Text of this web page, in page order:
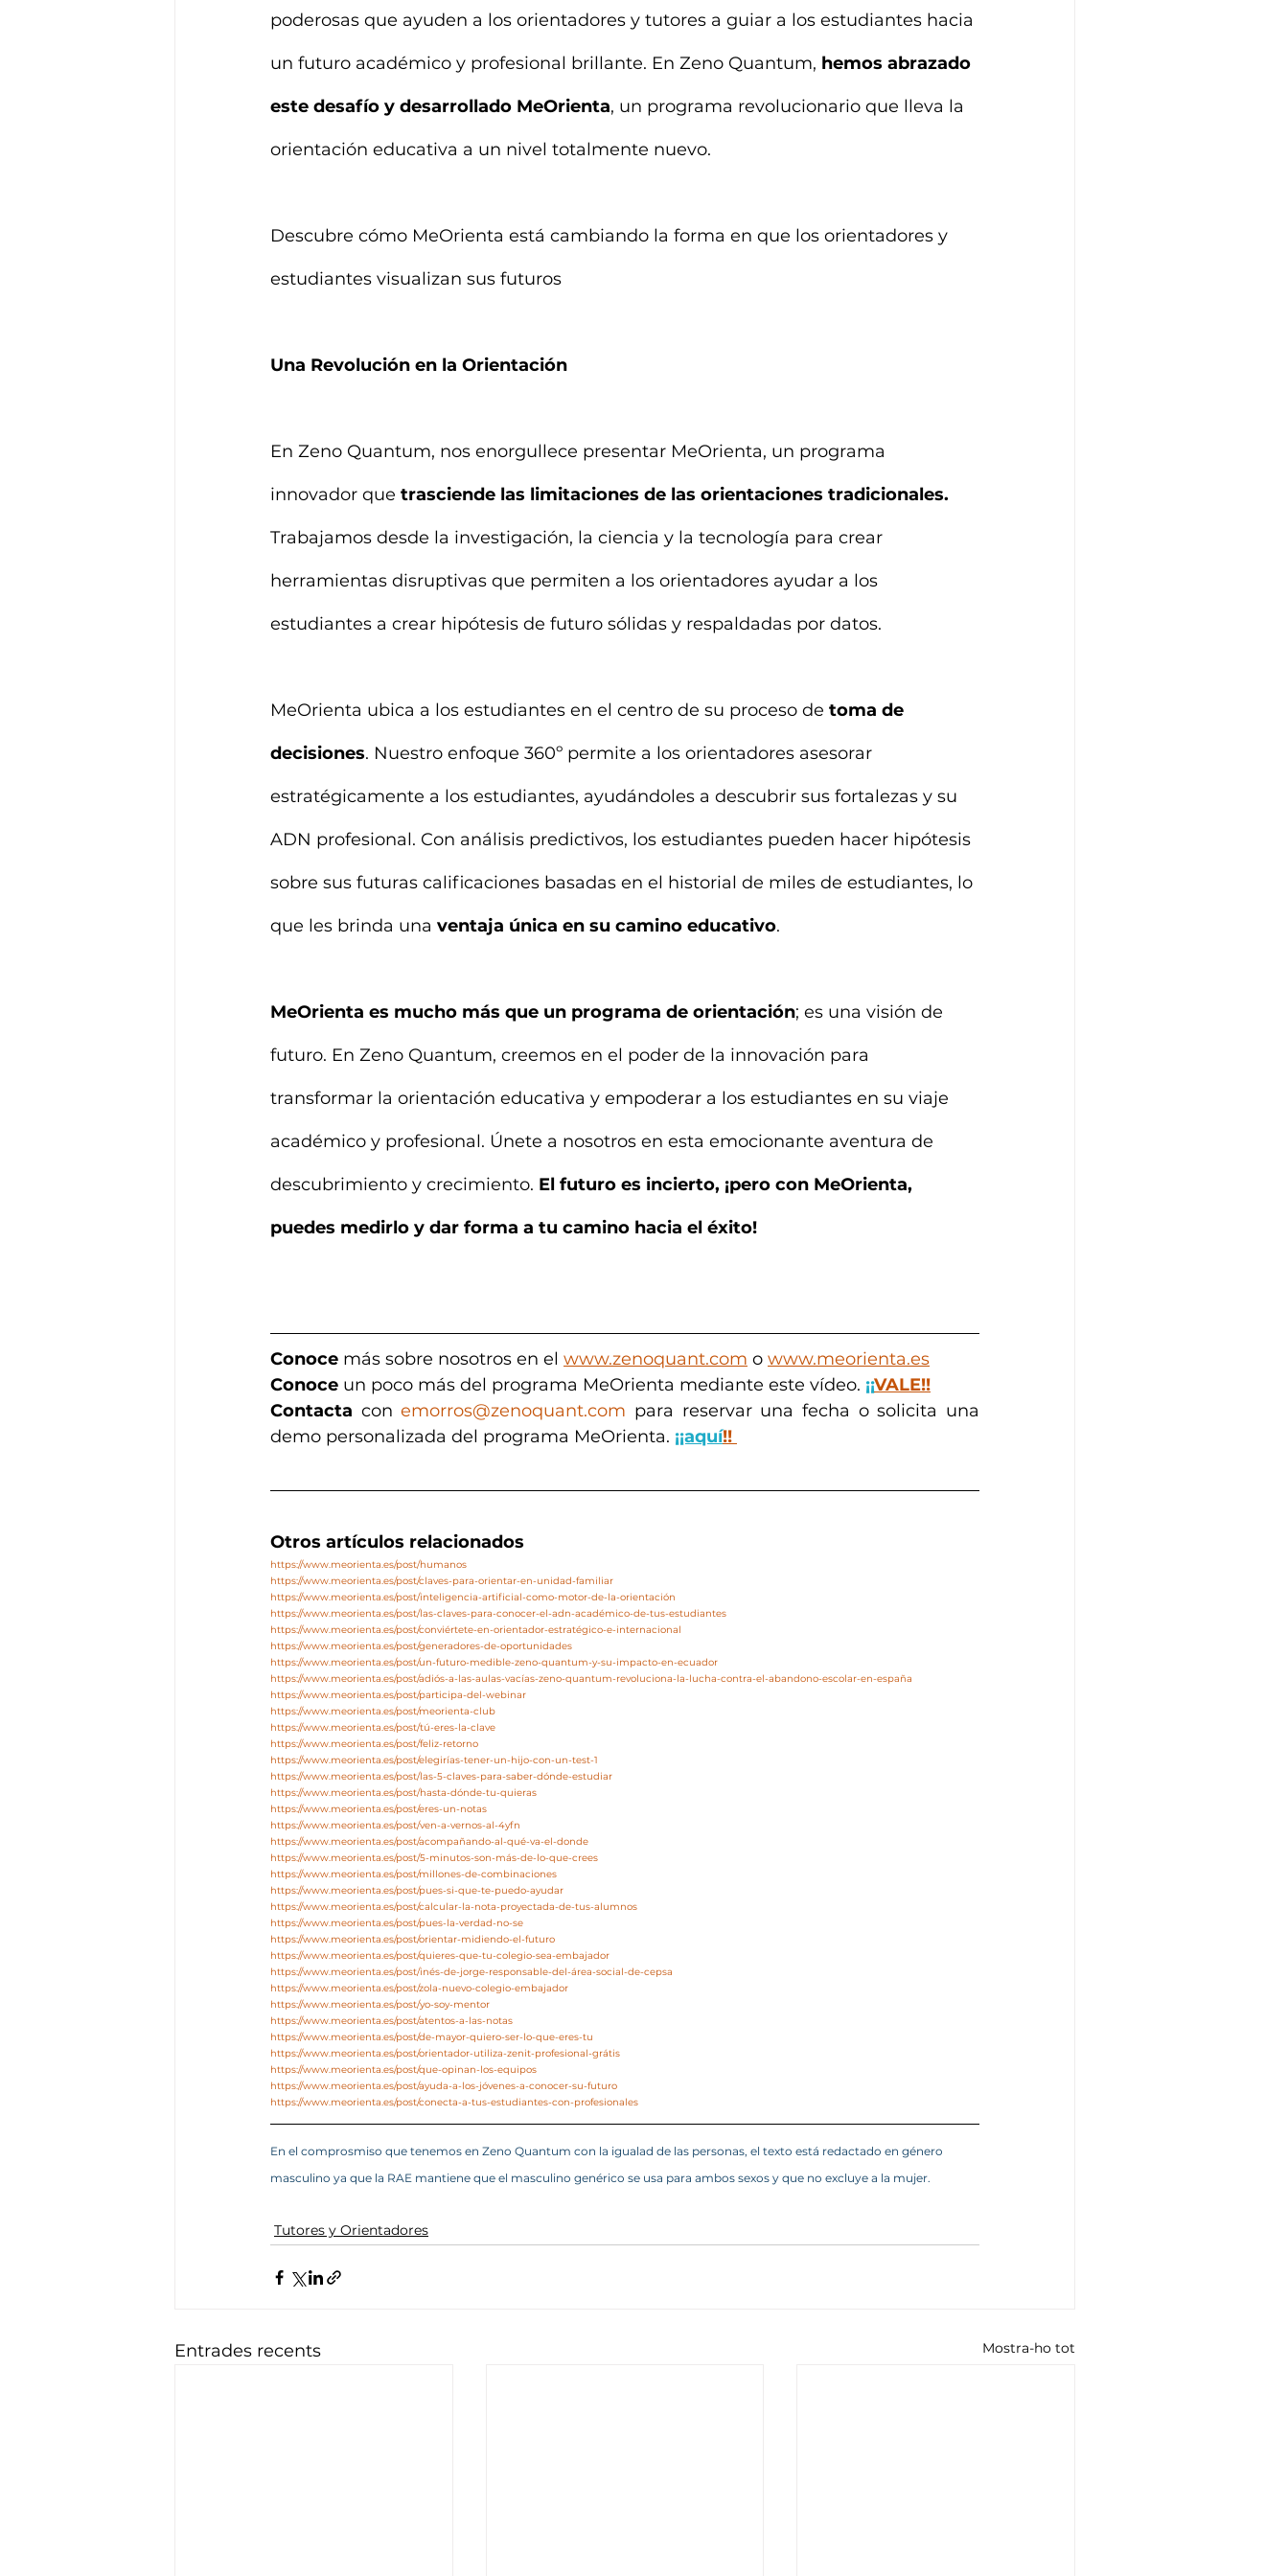
poderosas que ayuden a los orientadores y tutores a guiar a los estudiantes hacia
un futuro académico y profesional brillante. En Zeno Quantum, hemos abrazado
este desafío y desarrollado MeOrienta, un programa revolucionario que lleva la
orientación educativa a un nivel totalmente nuevo.
Descubre cómo MeOrienta está cambiando la forma en que los orientadores y
estudiantes visualizan sus futuros
Una Revolución en la Orientación
En Zeno Quantum, nos enorgullece presentar MeOrienta, un programa
innovador que trasciende las limitaciones de las orientaciones tradicionales.
Trabajamos desde la investigación, la ciencia y la tecnología para crear
herramientas disruptivas que permiten a los orientadores ayudar a los
estudiantes a crear hipótesis de futuro sólidas y respaldadas por datos.
MeOrienta ubica a los estudiantes en el centro de su proceso de toma de
decisiones. Nuestro enfoque 360º permite a los orientadores asesorar
estratégicamente a los estudiantes, ayudándoles a descubrir sus fortalezas y su
ADN profesional. Con análisis predictivos, los estudiantes pueden hacer hipótesis
sobre sus futuras calificaciones basadas en el historial de miles de estudiantes, lo
que les brinda una ventaja única en su camino educativo.
MeOrienta es mucho más que un programa de orientación; es una visión de
futuro. En Zeno Quantum, creemos en el poder de la innovación para
transformar la orientación educativa y empoderar a los estudiantes en su viaje
académico y profesional. Únete a nosotros en esta emocionante aventura de
descubrimiento y crecimiento. El futuro es incierto, ¡pero con MeOrienta,
puedes medirlo y dar forma a tu camino hacia el éxito!
Conoce más sobre nosotros en el www.zenoquant.com o www.meorienta.es
Conoce un poco más del programa MeOrienta mediante este vídeo. ¡¡VALE!!
Contacta con emorros@zenoquant.com para reservar una fecha o solicita una
demo personalizada del programa MeOrienta. ¡¡aquí!!
Otros artículos relacionados
https://www.meorienta.es/post/humanos
https://www.meorienta.es/post/claves-para-orientar-en-unidad-familiar
https://www.meorienta.es/post/inteligencia-artificial-como-motor-de-la-orientación
https://www.meorienta.es/post/las-claves-para-conocer-el-adn-académico-de-tus-estudiantes
https://www.meorienta.es/post/conviértete-en-orientador-estratégico-e-internacional
https://www.meorienta.es/post/generadores-de-oportunidades
https://www.meorienta.es/post/un-futuro-medible-zeno-quantum-y-su-impacto-en-ecuador
https://www.meorienta.es/post/adiós-a-las-aulas-vacías-zeno-quantum-revoluciona-la-lucha-contra-el-abandono-escolar-en-españa
https://www.meorienta.es/post/participa-del-webinar
https://www.meorienta.es/post/meorienta-club
https://www.meorienta.es/post/tú-eres-la-clave
https://www.meorienta.es/post/feliz-retorno
https://www.meorienta.es/post/elegirías-tener-un-hijo-con-un-test-1
https://www.meorienta.es/post/las-5-claves-para-saber-dónde-estudiar
https://www.meorienta.es/post/hasta-dónde-tu-quieras
https://www.meorienta.es/post/eres-un-notas
https://www.meorienta.es/post/ven-a-vernos-al-4yfn
https://www.meorienta.es/post/acompañando-al-qué-va-el-donde
https://www.meorienta.es/post/5-minutos-son-más-de-lo-que-crees
https://www.meorienta.es/post/millones-de-combinaciones
https://www.meorienta.es/post/pues-si-que-te-puedo-ayudar
https://www.meorienta.es/post/calcular-la-nota-proyectada-de-tus-alumnos
https://www.meorienta.es/post/pues-la-verdad-no-se
https://www.meorienta.es/post/orientar-midiendo-el-futuro
https://www.meorienta.es/post/quieres-que-tu-colegio-sea-embajador
https://www.meorienta.es/post/inés-de-jorge-responsable-del-área-social-de-cepsa
https://www.meorienta.es/post/zola-nuevo-colegio-embajador
https://www.meorienta.es/post/yo-soy-mentor
https://www.meorienta.es/post/atentos-a-las-notas
https://www.meorienta.es/post/de-mayor-quiero-ser-lo-que-eres-tu
https://www.meorienta.es/post/orientador-utiliza-zenit-profesional-grátis
https://www.meorienta.es/post/que-opinan-los-equipos
https://www.meorienta.es/post/ayuda-a-los-jóvenes-a-conocer-su-futuro
https://www.meorienta.es/post/conecta-a-tus-estudiantes-con-profesionales
En el comprosmiso que tenemos en Zeno Quantum con la igualad de las personas, el texto está redactado en género
masculino ya que la RAE mantiene que el masculino genérico se usa para ambos sexos y que no excluye a la mujer.
Tutores y Orientadores
Entrades recents Mostra-ho tot